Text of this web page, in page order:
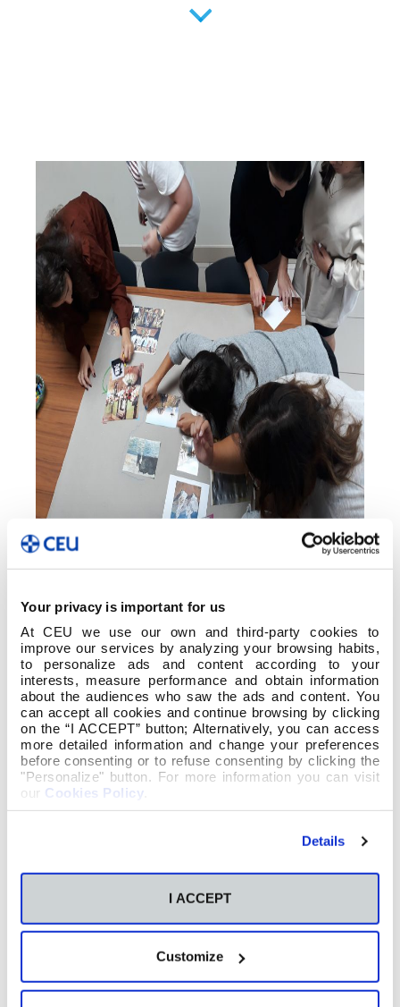
Your privacy is important for us
At CEU we use our own and third-party cookies to
improve our services by analyzing your browsing habits,
to personalize ads and content according to your
interests, measure performance and obtain information
about the audiences who saw the ads and content. You
can accept all cookies and continue browsing by clicking
on the “I ACCEPT” button; Alternatively, you can access
more detailed information and change your preferences
before consenting or to refuse consenting by clicking the
"Personalize" button. For more information you can visit
our Cookies Policy
Details
I ACCEPT
Customize
Vivimos en un entorno cultural visual: televisión,
mundo lleno de imágenes y estímulos que nos
condicionan y nos influyen. Por eso, será tarea de
los futuros maestros de Educación Infantil
comenzar a educar desde bien pronto el gusto
estético de su alumnado e iniciarlos en el goce de
las grandes obras pictóricas para que puedan ir
desarrollando una mirada crítica. Sobre ello están
trabajando los alumnos de 2º curso de Educación
Infantil que están diseñando actividades para
trabajar este aspecto. Entre ellas destaca una
actividad que consiste en relacionar un cuadro
famoso con una foto personal del alumno. De
este modo, se trabaja no solo la historia del arte
sino también sus posibilidades expresivas y
creativas en el aula.